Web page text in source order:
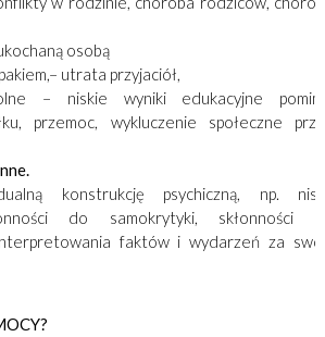
osobą
utrata przyjaciół,
– niskie wyniki edukacyjne
przemoc, wykluczenie społeczne
konstrukcję psychiczną, np.
do samokrytyki, skłonności
faktów i wydarzeń za